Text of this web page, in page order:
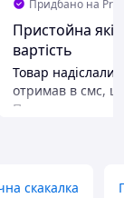
Придбано на
Пристойна
вартість
Товар
отримав в смс,
Пром не
регулював, але
скакалка